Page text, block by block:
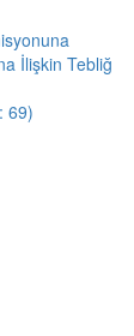
​İlişkin Tebliğ
69)